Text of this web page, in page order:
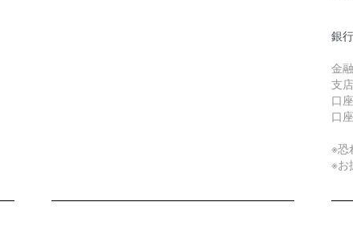
銀
金
支
口
口
※恐
※お